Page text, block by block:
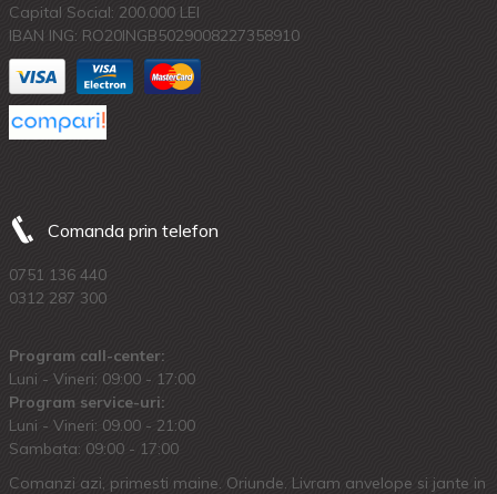
Capital Social: 200.000 LEI
IBAN ING: RO20INGB5029008227358910
Comanda prin telefon
0751 136 440
0312 287 300
Program call-center:
Luni - Vineri: 09:00 - 17:00
Program service-uri:
Luni - Vineri: 09.00 - 21:00
Sambata: 09:00 - 17:00
Comanzi azi, primesti maine. Oriunde. Livram anvelope si jante in